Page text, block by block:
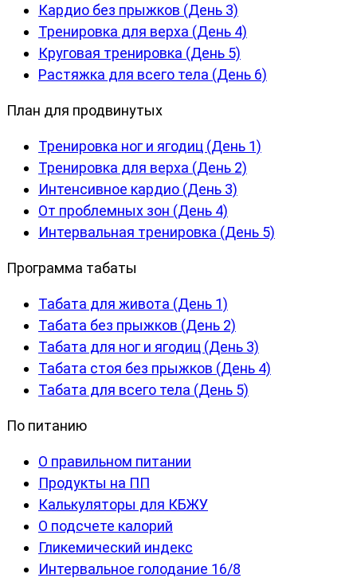
Кардио без прыжков (День 3)
Тренировка для верха (День 4)
Круговая тренировка (День 5)
Растяжка для всего тела (День 6)
План для продвинутых
Тренировка ног и ягодиц (День 1)
Тренировка для верха (День 2)
Интенсивное кардио (День 3)
От проблемных зон (День 4)
Интервальная тренировка (День 5)
Программа табаты
Табата для живота (День 1)
Табата без прыжков (День 2)
Табата для ног и ягодиц (День 3)
Табата стоя без прыжков (День 4)
Табата для всего тела (День 5)
По питанию
О правильном питании
Продукты на ПП
Калькуляторы для КБЖУ
О подсчете калорий
Гликемический индекс
Интервальное голодание 16/8